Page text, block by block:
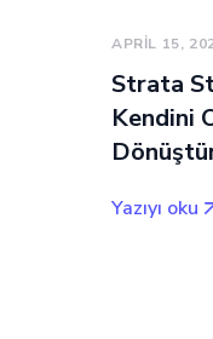
APRIL 15,
Strata
Kendini
Yazıyı oku